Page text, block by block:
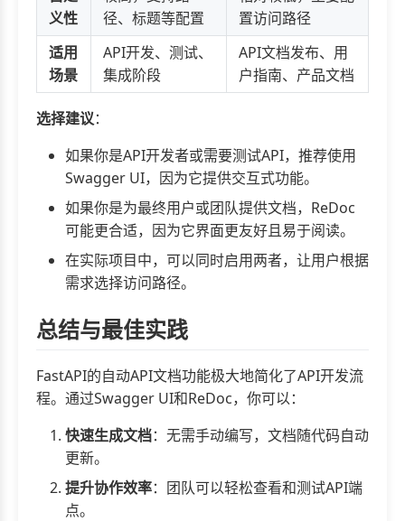
义性
径、标题等配置
置访问路径
适用
场景
API开发、测试、
集成阶段
API文档发布、用
户指南、产品文档
选择建议：
如果你是API开发者或需要测试API，推荐使用
Swagger UI，因为它提供交互式功能。
如果你是为最终用户或团队提供文档，ReDoc
可能更合适，因为它界面更友好且易于阅读。
在实际项目中，可以同时启用两者，让用户根据
需求选择访问路径。
总结与最佳实践
FastAPI的自动API文档功能极大地简化了API开发流
程。通过Swagger UI和ReDoc，你可以：
快速生成文档：无需手动编写，文档随代码自动
更新。
提升协作效率：团队可以轻松查看和测试API端
点。